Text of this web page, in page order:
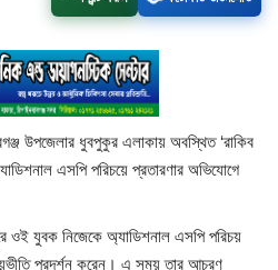
উপজেলার ধুবপুকুর এলাকায় অবস্থিত ‘রাকিব
এসপি পরিচয়ে প্রতারণার অভিযোগে
ওই যুবক নিজেকে অ্যাডিশনাল এসপি পরিচয়
ভয়ভীতি প্রদর্শন করেন। এ সময় তার আচরণ